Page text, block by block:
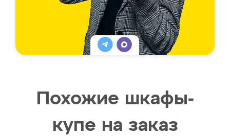
Похожие шкафы-
купе на заказ